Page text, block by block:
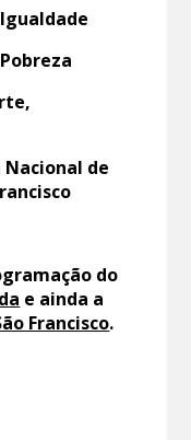
Nacional de
do
e ainda a
Francisco.